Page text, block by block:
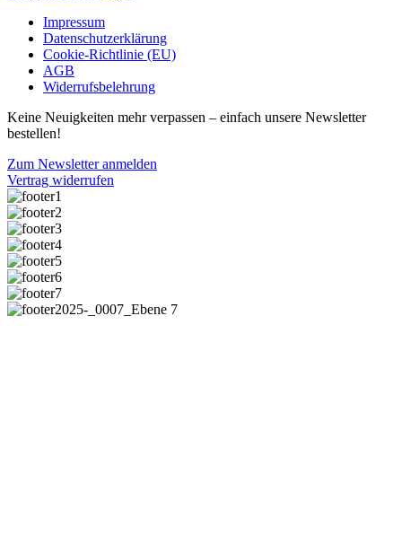
Impressum
Datenschutzerklärung
Cookie-Richtlinie (EU)
AGB
Widerrufsbelehrung
Keine Neuigkeiten mehr verpassen – einfach unsere Newsletter
bestellen!
Zum Newsletter anmelden
Vertrag widerrufen